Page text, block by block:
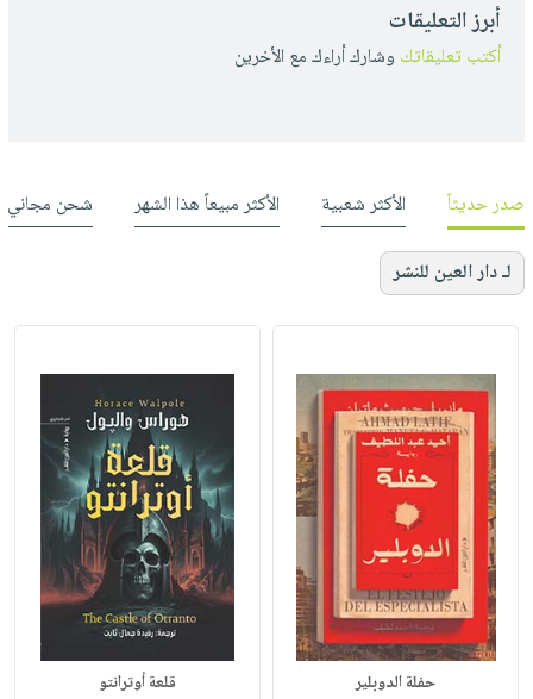
أبرز التعليقات
أكتب تعليقاتك وشارك أراءك مع الأخرين
صدر حديثاً الأكثر شعبية الأكثر مبيعاً هذا الشهر شحن مجاني
لـ دار العين للنشر
حفلة الدوبلير قلعة أوترانتو